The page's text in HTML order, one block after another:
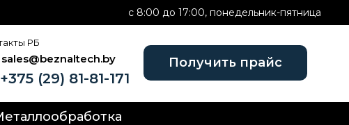
c 8:00 до 17:00, понедельник-пятница
РБ
sales@beznaltech.by
+375 (29) 81-81-171
Получить прайс